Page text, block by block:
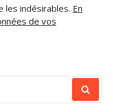
les indésirables. En
de vos